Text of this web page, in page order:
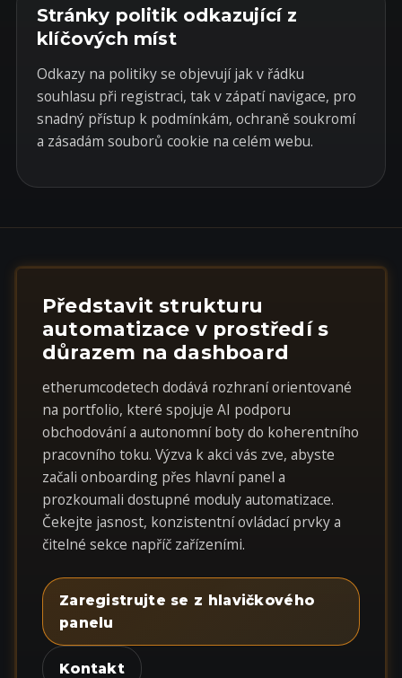
Stránky politik odkazující z
klíčových míst
Odkazy na politiky se objevují jak v řádku
souhlasu při registraci, tak v zápatí navigace, pro
snadný přístup k podmínkám, ochraně soukromí
a zásadám souborů cookie na celém webu.
Představit strukturu
automatizace v prostředí s
důrazem na dashboard
etherumcodetech dodává rozhraní orientované
na portfolio, které spojuje AI podporu
obchodování a autonomní boty do koherentního
pracovního toku. Výzva k akci vás zve, abyste
začali onboarding přes hlavní panel a
prozkoumali dostupné moduly automatizace.
Čekejte jasnost, konzistentní ovládací prvky a
čitelné sekce napříč zařízeními.
Zaregistrujte se z hlavičkového
panelu
Kontakt